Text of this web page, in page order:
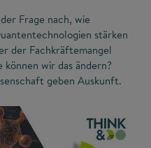
Frage nach, wie
stärken
der Fachkräftemangel
wir das ändern?
geben Auskunft.